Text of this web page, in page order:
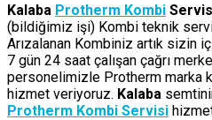
Kalaba Protherm Kombi
(bildiğimiz işi) Kombi teknik
Arızalanan Kombiniz artık sizin
7 gün 24 saat çalışan çağrı
personelimizle Protherm marka
hizmet veriyoruz. Kalaba
Protherm Kombi Servisi